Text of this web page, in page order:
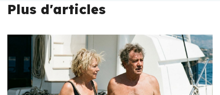
Plus d'articles